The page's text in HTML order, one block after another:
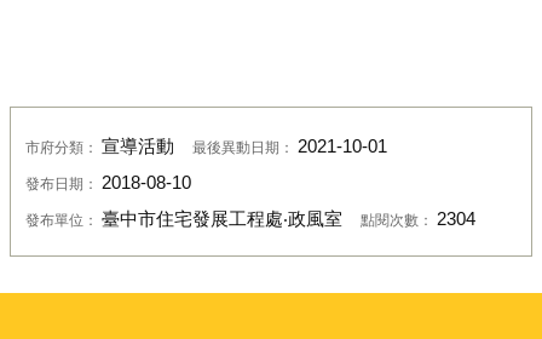
市府分類： 宣導活動 最後異動日期： 2021-10-01
發布日期： 2018-08-10
發布單位： 臺中市住宅發展工程處‧政風室 點閱次數： 2304